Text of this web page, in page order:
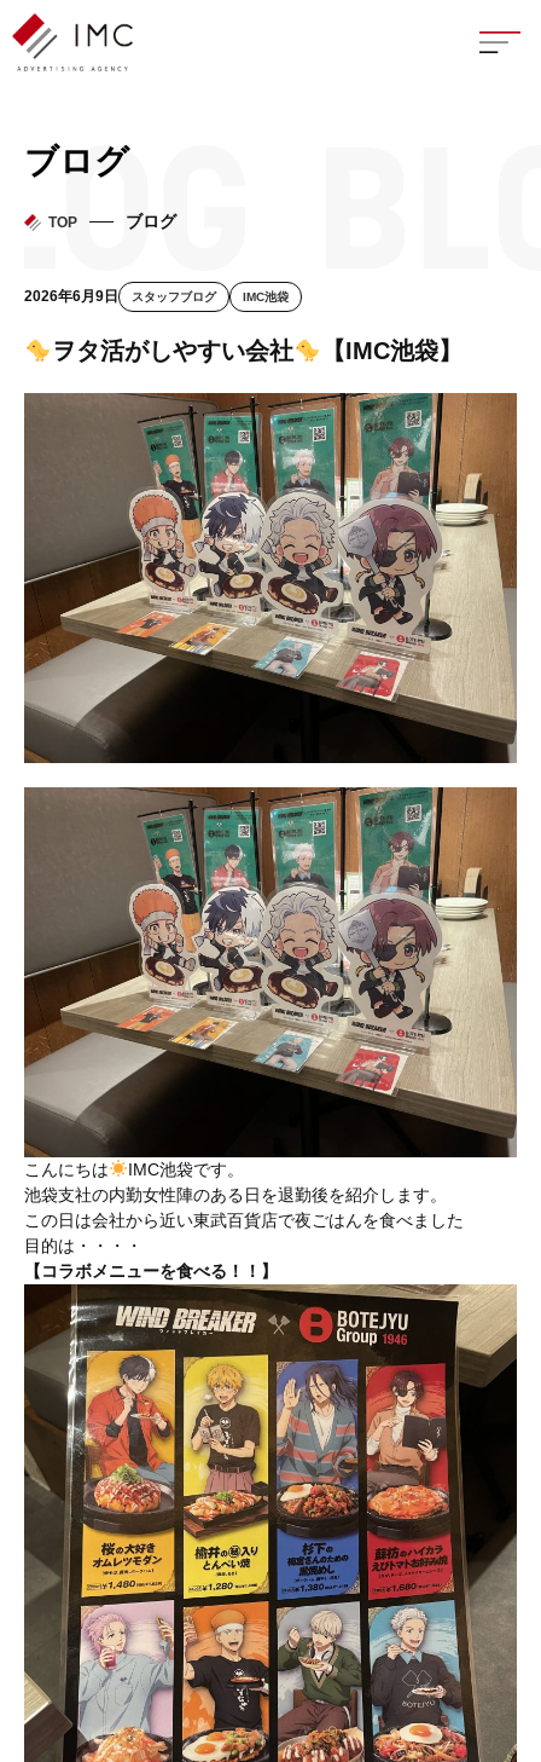
座談
ブログ
TOP ブログ
2026年6月9日 スタッフブログ IMC池袋
ヲタ活がしやすい会社 【IMC池袋】
こんにちは
IMC池袋です。
池袋支社の内勤女性陣のある日を退勤後を紹介します。
この日は会社から近い東武百貨店で夜ごはんを食べました
目的は・・・・
【コラボメニューを食べる！！】